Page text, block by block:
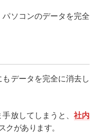
ソコンのデータを完全
データを完全に消去し
放してしまうと、社内
クがあります。